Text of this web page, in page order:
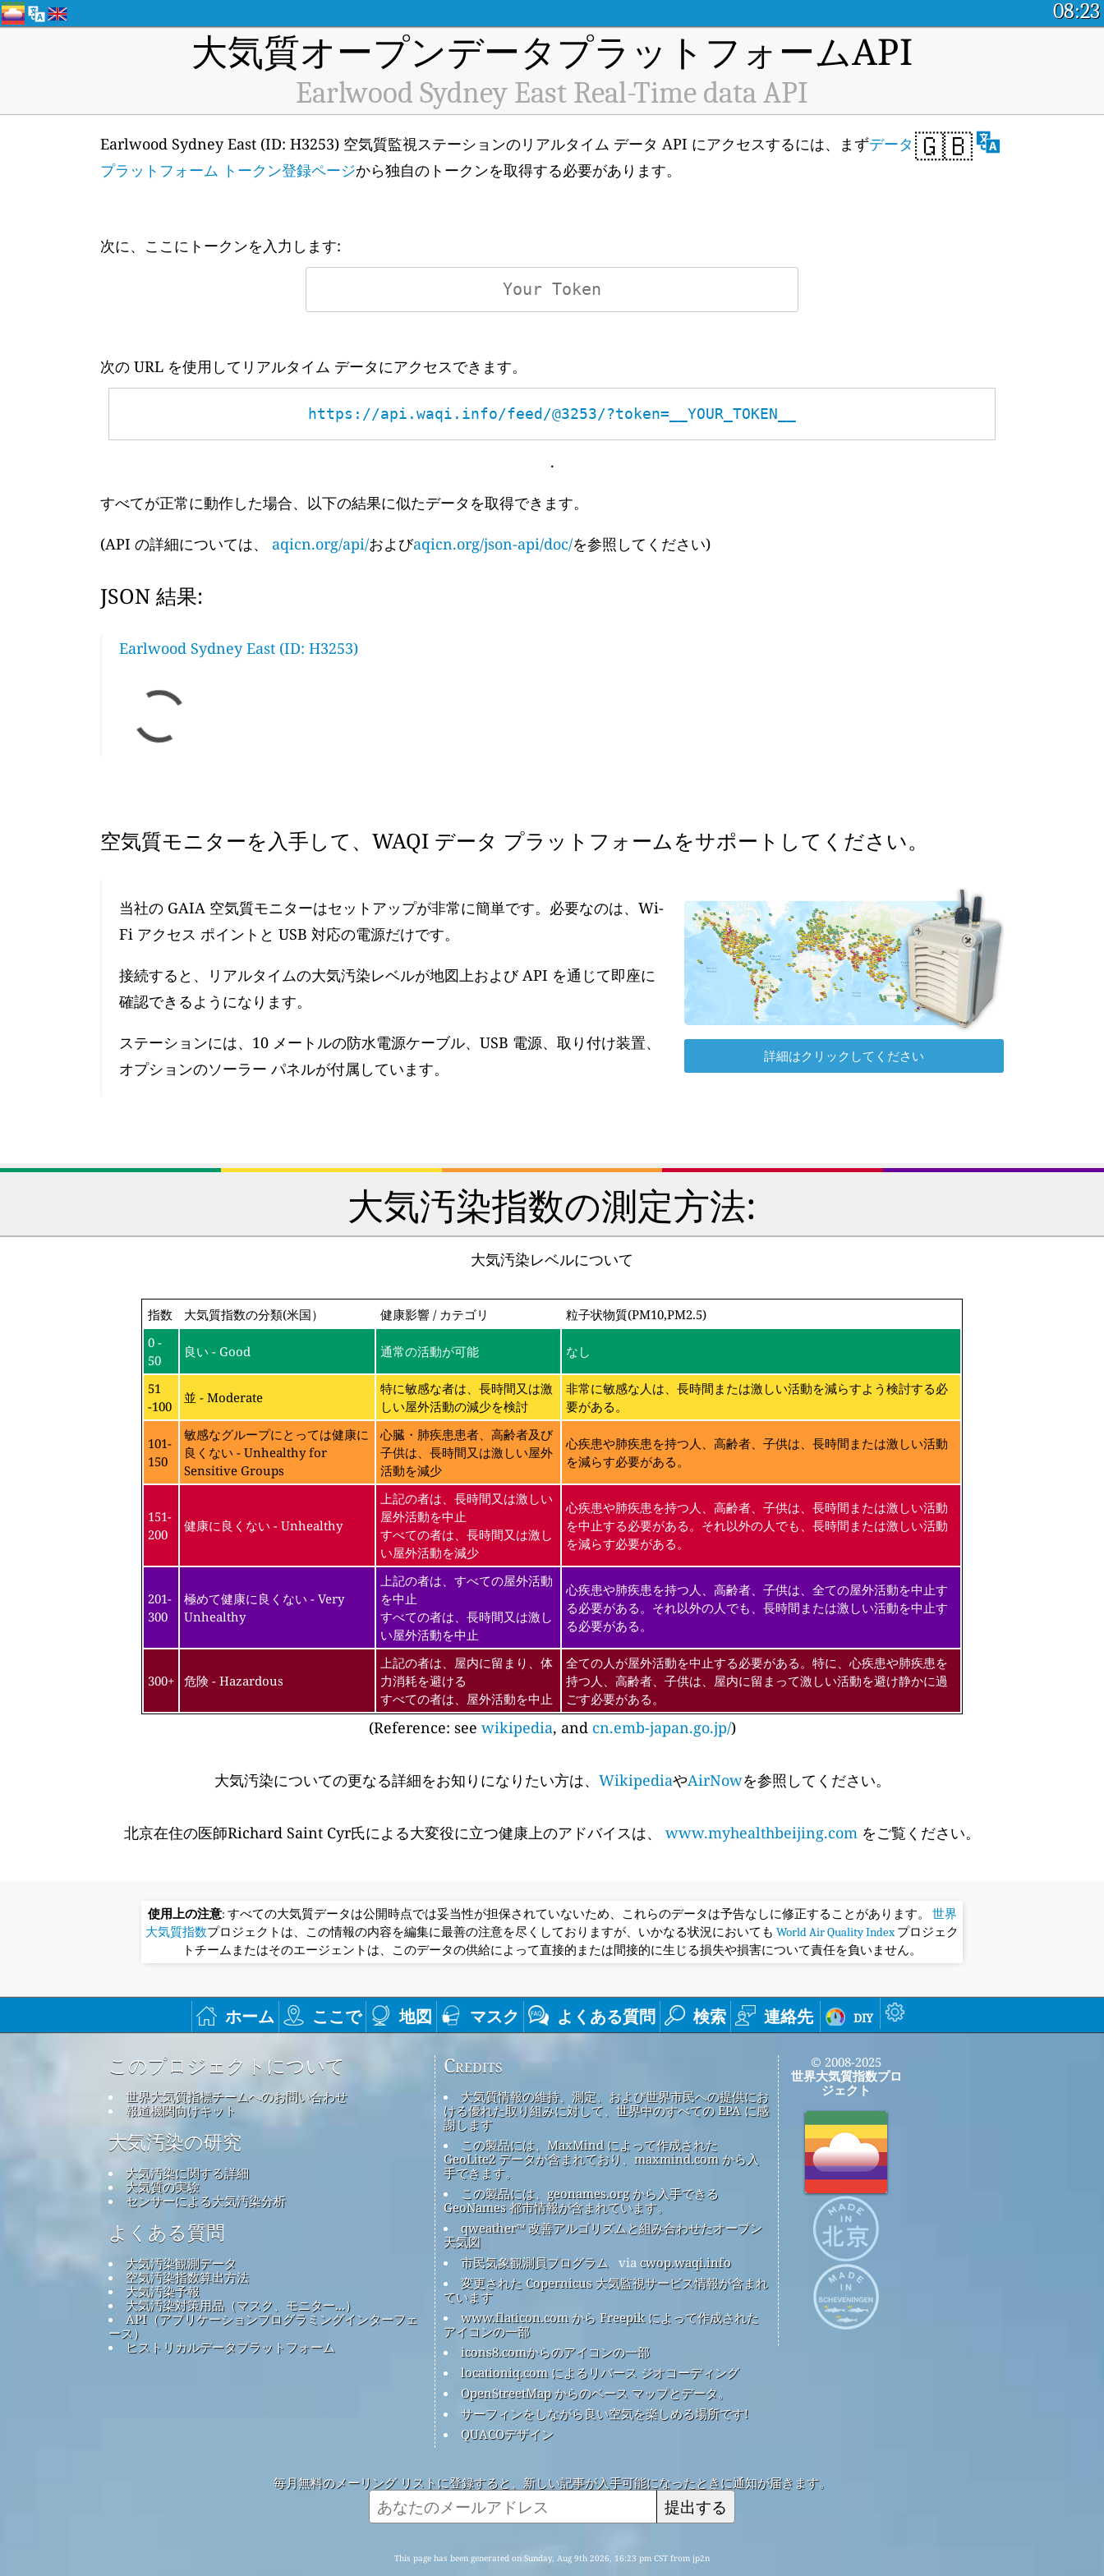
08:23
大気質オープンデータプラットフォームAPI
Earlwood Sydney East Real-Time data API
🇬🇧
Earlwood Sydney East (ID: H3253) 空気質監視ステーションのリアルタイム データ API にアクセスするには、まずデータ
プラットフォーム トークン登録ページから独自のトークンを取得する必要があります。
次に、ここにトークンを入力します:
次の URL を使用してリアルタイム データにアクセスできます。
https://api.waqi.info/feed/@3253/?token=__YOUR_TOKEN__
.
すべてが正常に動作した場合、以下の結果に似たデータを取得できます。
(API の詳細については、 aqicn.org/api/およびaqicn.org/json-api/doc/を参照してください)
JSON 結果:
Earlwood Sydney East (ID: H3253)
空気質モニターを入手して、WAQI データ プラットフォームをサポートしてください。
当社の GAIA 空気質モニターはセットアップが非常に簡単です。必要なのは、Wi-
Fi アクセス ポイントと USB 対応の電源だけです。
接続すると、リアルタイムの大気汚染レベルが地図上および API を通じて即座に
確認できるようになります。
ステーションには、10 メートルの防水電源ケーブル、USB 電源、取り付け装置、
オプションのソーラー パネルが付属しています。
詳細はクリックしてください
大気汚染指数の測定方法:
大気汚染レベルについて
指数 大気質指数の分類(米国） 健康影響 / カテゴリ
粒子状物質(PM10,PM2.5)
0 -
50
良い - Good 通常の活動が可能 なし
51
-100
並 - Moderate
特に敏感な者は、長時間又は激
しい屋外活動の減少を検討
非常に敏感な人は、長時間または激しい活動を減らすよう検討する必
要がある。
101-
150
敏感なグループにとっては健康に
良くない - Unhealthy for
Sensitive Groups
心臓・肺疾患患者、高齢者及び
子供は、長時間又は激しい屋外
活動を減少
心疾患や肺疾患を持つ人、高齢者、子供は、長時間または激しい活動
を減らす必要がある。
151-
200
健康に良くない - Unhealthy
上記の者は、長時間又は激しい
屋外活動を中止
すべての者は、長時間又は激し
い屋外活動を減少
心疾患や肺疾患を持つ人、高齢者、子供は、長時間または激しい活動
を中止する必要がある。それ以外の人でも、長時間または激しい活動
を減らす必要がある。
201-
300
極めて健康に良くない - Very
Unhealthy
上記の者は、すべての屋外活動
を中止
すべての者は、長時間又は激し
い屋外活動を中止
心疾患や肺疾患を持つ人、高齢者、子供は、全ての屋外活動を中止す
る必要がある。それ以外の人でも、長時間または激しい活動を中止す
る必要がある。
300+ 危険 - Hazardous
上記の者は、屋内に留まり、体
力消耗を避ける
すべての者は、屋外活動を中止
全ての人が屋外活動を中止する必要がある。特に、心疾患や肺疾患を
持つ人、高齢者、子供は、屋内に留まって激しい活動を避け静かに過
ごす必要がある。
(Reference: see wikipedia, and cn.emb-japan.go.jp/)
大気汚染についての更なる詳細をお知りになりたい方は、 WikipediaやAirNowを参照してください。
北京在住の医師Richard Saint Cyr氏による大変役に立つ健康上のアドバイスは、 www.myhealthbeijing.com をご覧ください。
使用上の注意: すべての大気質データは公開時点では妥当性が担保されていないため、これらのデータは予告なしに修正することがあります。 世界
大気質指数プロジェクトは、この情報の内容を編集に最善の注意を尽くしておりますが、いかなる状況においても World Air Quality Indexプロジェク
トチームまたはそのエージェントは、このデータの供給によって直接的または間接的に生じる損失や損害について責任を負いません。
ホーム ここで 地図 マスク よくある質問 検索 連絡先 diy
このプロジェクトについて
世界大気質指標チームへのお問い合わせ
報道機関向けキット
大気汚染の研究
大気汚染に関する詳細
大気質の実験
センサーによる大気汚染分析
よくある質問
大気汚染観測データ
空気汚染指数算出方法
大気汚染予報
大気汚染対策用品（マスク、モニター...）
API（アプリケーションプログラミングインターフェ
ース）
ヒストリカルデータプラットフォーム
Credits
大気質情報の維持、測定、および世界市民への提供にお
ける優れた取り組みに対して、世界中のすべての EPA に感
謝します
この製品には、MaxMind によって作成された
GeoLite2 データが含まれており、maxmind.com から入
手できます。
この製品には、geonames.org から入手できる
GeoNames 都市情報が含まれています。
qweather™ 改善アルゴリズムと組み合わせたオープン
天気図
市民気象観測員プログラム
via cwop.waqi.info
変更された Copernicus 大気監視サービス情報が含まれ
ています
www.flaticon.com から Freepik によって作成された
アイコンの一部
icons8.comからのアイコンの一部
locationiq.com によるリバース ジオコーディング
OpenStreetMap からのベース マップとデータ。
サーフィンをしながら良い空気を楽しめる場所です!
QUACOデザイン
© 2008-2025
世界大気質指数プロ
ジェクト
毎月無料のメーリング リストに登録すると、新しい記事が入手可能になったときに通知が届きます。
提出する
This page has been generated on Sunday, Aug 9th 2026, 16:23 pm CST from jp2n